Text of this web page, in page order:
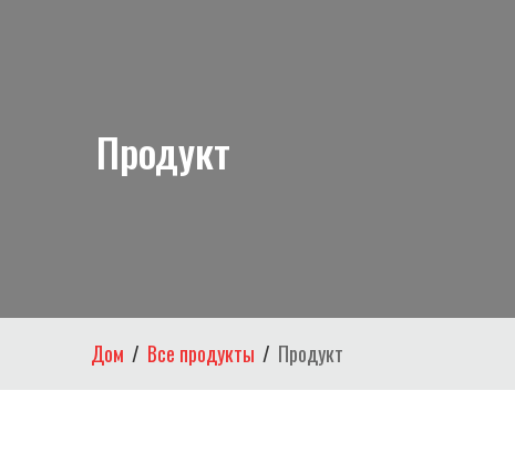
Продукт
Дом Все продукты Продукт